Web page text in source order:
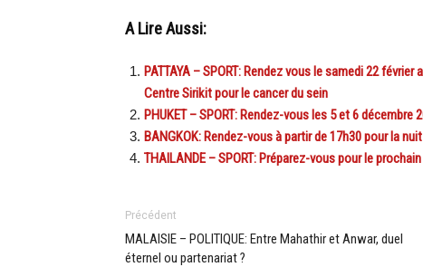
A Lire Aussi:
PATTAYA – SPORT: Rendez vous le samedi 22
Centre Sirikit pour le cancer du sein
PHUKET – SPORT: Rendez-vous les 5 et 6
BANGKOK: Rendez-vous à partir de 17h30 pour la
THAILANDE – SPORT: Préparez-vous pour le
Précédent
MALAISIE – POLITIQUE: Entre Mahathir et Anwar, duel
éternel ou partenariat ?